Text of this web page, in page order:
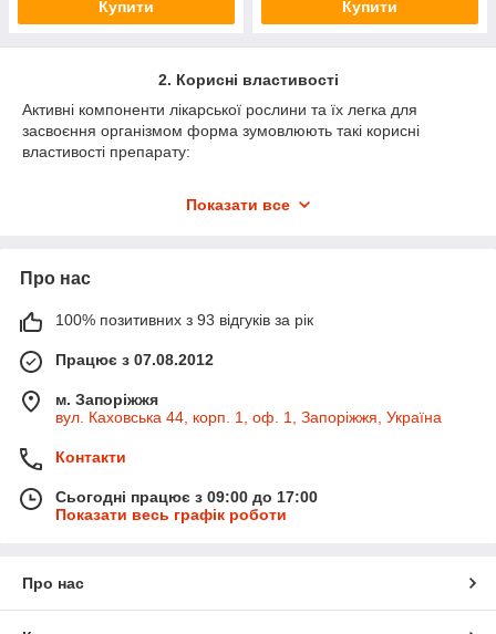
Купити Купити
2. Корисні властивості
Активні компоненти лікарської рослини та їх легка для
засвоєння організмом форма зумовлюють такі корисні
властивості препарату:
тонізуючу;
протизапальну;
поросуживающее.
Продукт містить унікальну комбінацію кислот, ефективно
видаляють ороговілі клітини, тому можна купити гідролат
В галузі косметології квіткова вода з чистотілу
використовується самостійно і в складі мультикомпонентных
жирною шкірою;
Показати все
Про нас
100% позитивних з 93 відгуків за рік
Працює з 07.08.2012
м. Запоріжжя
вул. Каховська 44, корп. 1, оф. 1, Запоріжжя, Україна
Контакти
Сьогодні працює з 09:00 до 17:00
Показати весь графік роботи
Про нас